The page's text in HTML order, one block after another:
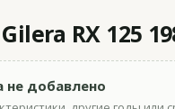
RX 125
не добавлено